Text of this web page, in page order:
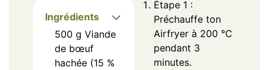
Ingrédients
500 g Viande
de bœuf
hachée (15 %
Étape 1 :
Préchauffe ton
Airfryer à 200 °C
pendant 3
minutes.